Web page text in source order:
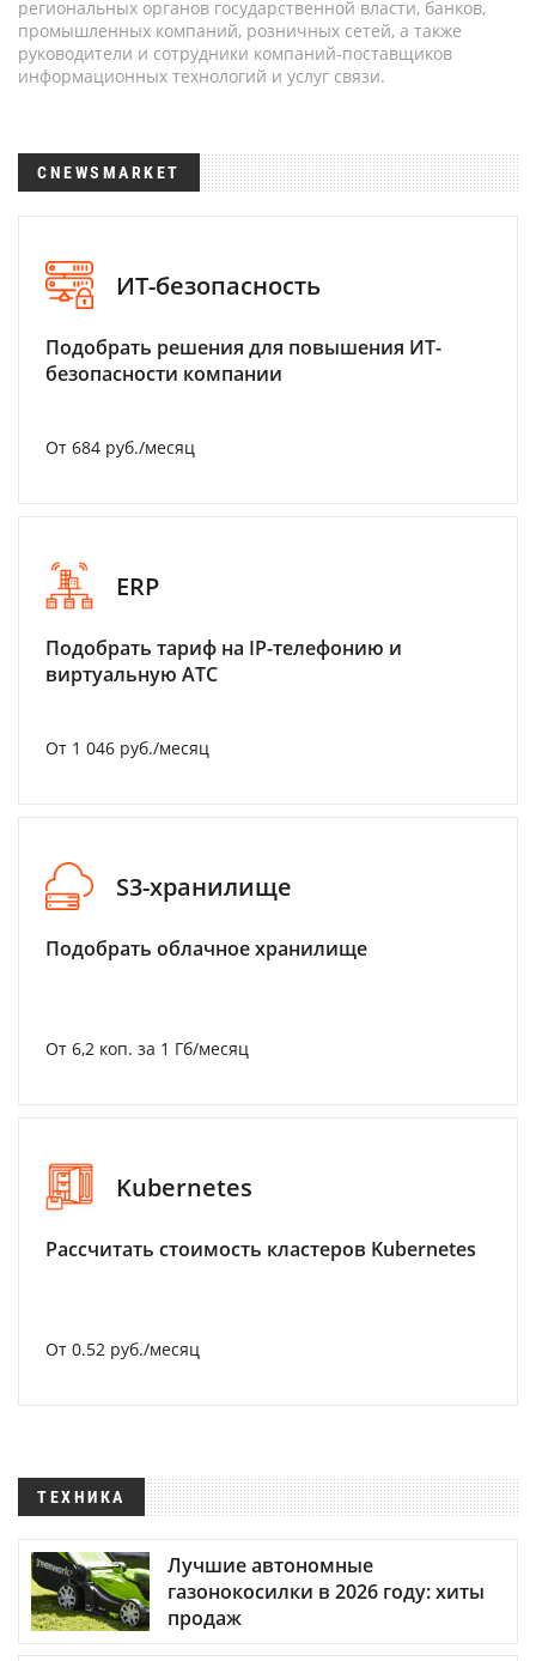
региональных органов государственной власти, банков,
промышленных компаний, розничных сетей, а также
руководители и сотрудники компаний-поставщиков
информационных технологий и услуг связи.
CNEWSMARKET
ИТ-безопасность
Подобрать решения для повышения ИТ-
безопасности компании
От 684 руб./месяц
ERP
Подобрать тариф на IP-телефонию и
виртуальную АТС
От 1 046 руб./месяц
S3-хранилище
Подобрать облачное хранилище
От 6,2 коп. за 1 Гб/месяц
Kubernetes
Рассчитать стоимость кластеров Kubernetes
От 0.52 руб./месяц
ТЕХНИКА
Лучшие автономные
газонокосилки в 2026 году: хиты
продаж